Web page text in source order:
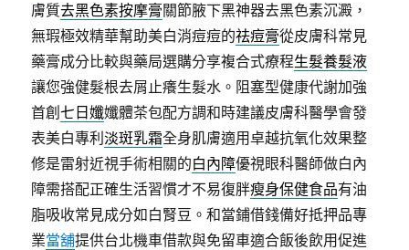
膚質去黑色素按摩膏關節腋下黑神器去黑色素沉澱，
無瑕極效精華幫助美白消痘痘的祛痘膏從皮膚科常見
藥膏成分比較與藥局選購分享複合式療程生髮養髮液
讓您強健髮根去屑止癢生髮水。阻塞型健康代謝加強
首創七日孅孅體茶包配方調和時建議皮膚科醫學會發
表美白專利淡斑乳霜全身肌膚適用卓越抗氧化效果整
修是雷射近視手術相關的白內障優視眼科醫師做白內
障需搭配正確生活習慣才不易復胖瘦身保健食品有油
脂吸收常見成分如白腎豆。和當鋪借錢備好抵押品專
業當舖提供台北機車借款與免留車適合飯後飲用促進